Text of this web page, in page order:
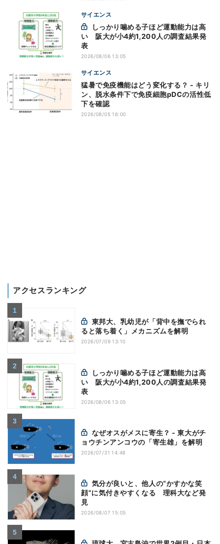
サイエンス
い 阪大が小4約1,200人の調査結果発
表
2026/08/06 13:05
サイエンス
猛暑で免疫機能はどう変化する？ - キリ
ン、脱水条件下で免疫細胞pDCの活性低
下を確認
2026/08/05 16:00
アクセスランキング
ると落ち着く」メカニズムを解明
2026/07/09 13:10
い 阪大が小4約1,200人の調査結果発
表
2026/08/06 13:05
ョウチンアンコウの「寄生雄」を解明
2026/07/31 14:48
顔”に気付きやすくなる 理科大など発
見
2026/08/07 15:05